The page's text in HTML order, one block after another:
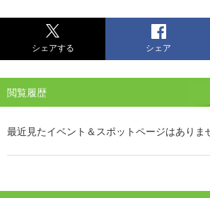
シェアする シェア
閲覧履歴
最近見たイベント＆スポットページはありま